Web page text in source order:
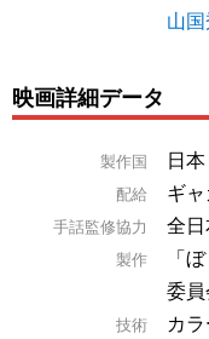
山
映画詳細データ
製作国 日本
配給 ギ
手話監修協力 全
製作
「
委
技術
カ